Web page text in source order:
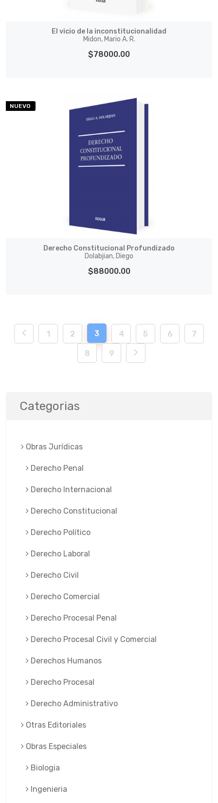
El vicio de la inconstitucionalidad
Midon, Mario A. R.
$78000.00
NUEVO
Derecho Constitucional Profundizado
Dolabjian, Diego
$88000.00
1 2 3 4 5 6 7
8 9
Categorias
Obras Jurí­dicas
Derecho Penal
Derecho Internacional
Derecho Constitucional
Derecho Político
Derecho Laboral
Derecho Civil
Derecho Comercial
Derecho Procesal Penal
Derecho Procesal Civil y Comercial
Derechos Humanos
Derecho Procesal
Derecho Administrativo
Otras Editoriales
Obras Especiales
Biologia
Ingenieria